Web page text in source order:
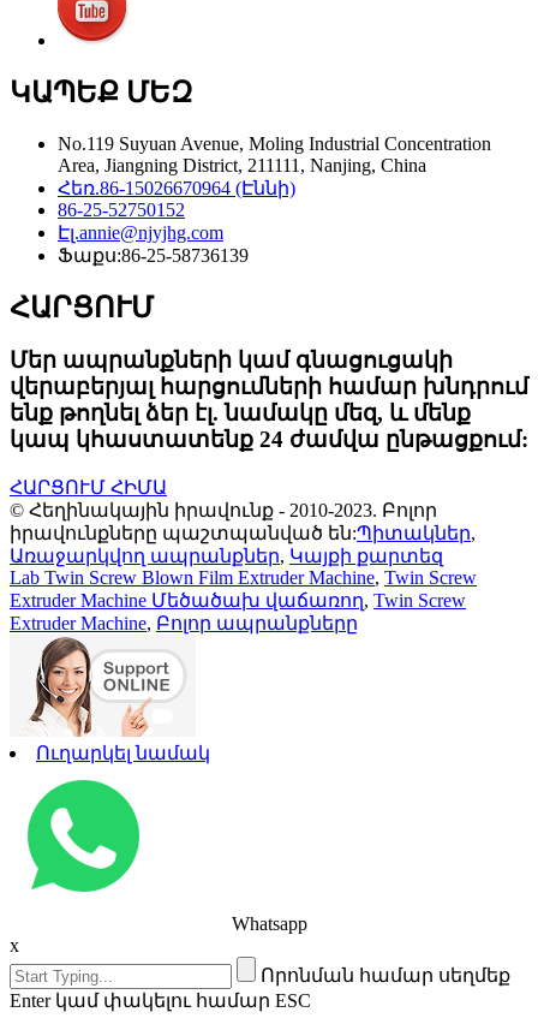
ԿԱՊԵՔ ՄԵԶ
No.119 Suyuan Avenue, Moling Industrial Concentration
Area, Jiangning District, 211111, Nanjing, China
Հեռ.86-15026670964 (Էննի)
86-25-52750152
Էլ.annie@njyjhg.com
Ֆաքս:86-25-58736139
ՀԱՐՑՈՒՄ
Մեր ապրանքների կամ գնացուցակի
վերաբերյալ հարցումների համար խնդրում
ենք թողնել ձեր էլ. նամակը մեզ, և մենք
կապ կհաստատենք 24 ժամվա ընթացքում:
ՀԱՐՑՈՒՄ ՀԻՄԱ
© Հեղինակային իրավունք - 2010-2023. Բոլոր
իրավունքները պաշտպանված են:Պիտակներ,
Առաջարկվող ապրանքներ, Կայքի քարտեզ
Lab Twin Screw Blown Film Extruder Machine, Twin Screw
Extruder Machine Մեծածախ վաճառող, Twin Screw
Extruder Machine, Բոլոր ապրանքները
Ուղարկել նամակ
Whatsapp
x
Որոնման համար սեղմեք
Enter կամ փակելու համար ESC